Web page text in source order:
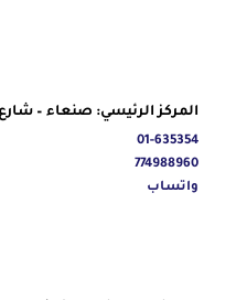
المركز الرئيسي: صنعاء –
01-635354
774988960
واتساب